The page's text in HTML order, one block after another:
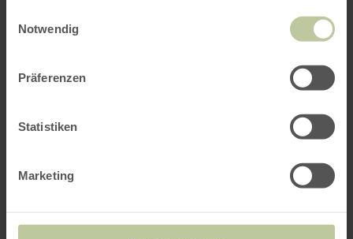
Notwendig
Präferenzen
Statistiken
Marketing